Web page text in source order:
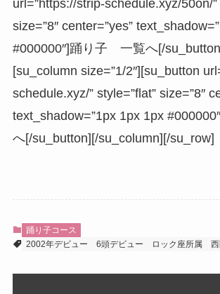
url=”https://strip-schedule.xyz/50on/”
size=”8″ center=”yes”
#000000″]踊り子 一覧へ[/
[su_column size=”1/2″][su_button
schedule.xyz/” style=”flat” size=”8″
text_shadow=”1px 1px 1px
へ[/su_button][/su_column][/su_row]
踊り子コース
2002年デビュー
6頭デビュー ロック座所属